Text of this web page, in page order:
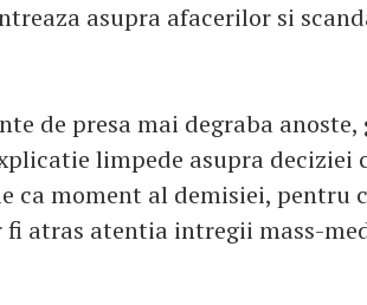
asupra afacerilor si
de presa mai degraba
limpede asupra deciziei
ca moment al demisiei, pentru
atras atentia intregii mass-